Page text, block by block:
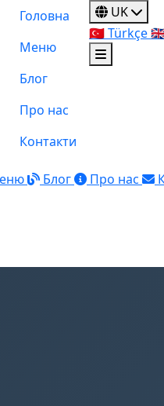
Головна
Меню
Блог
Про нас
Контакти
UK
🇹🇷Türkçe
Блог Про нас